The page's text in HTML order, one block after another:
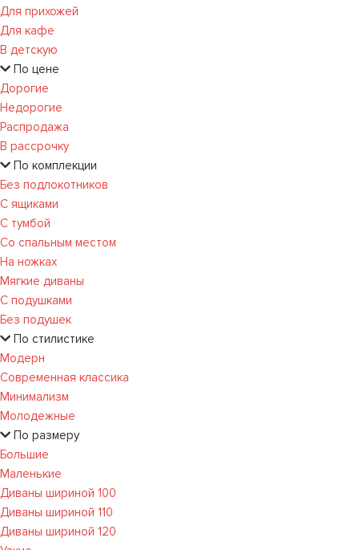
Для прихожей
Для кафе
В детскую
По цене
Дорогие
Недорогие
Распродажа
В рассрочку
По комплекции
Без подлокотников
С ящиками
С тумбой
Со спальным местом
На ножках
Мягкие диваны
С подушками
Без подушек
По стилистике
Модерн
Современная классика
Минимализм
Молодежные
По размеру
Большие
Маленькие
Диваны шириной 100
Диваны шириной 110
Диваны шириной 120